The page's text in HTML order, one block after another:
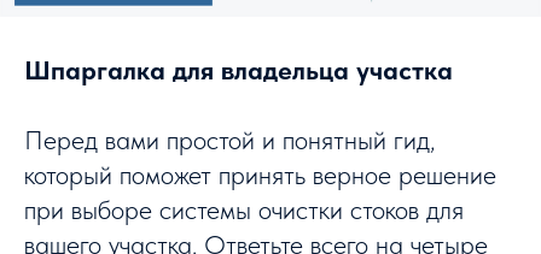
Шпаргалка для владельца участка
Перед вами простой и понятный гид,
который поможет принять верное решение
при выборе системы очистки стоков для
вашего участка. Ответьте всего на четыре